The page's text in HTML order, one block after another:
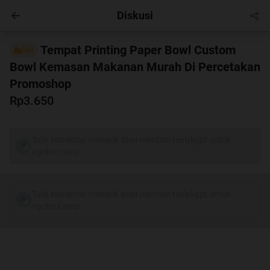
Masuk
Diskusi
Sell
Tempat Printing Paper Bowl Custom
Bowl Kemasan Makanan Murah Di Percetakan
Promoshop
Rp3.650